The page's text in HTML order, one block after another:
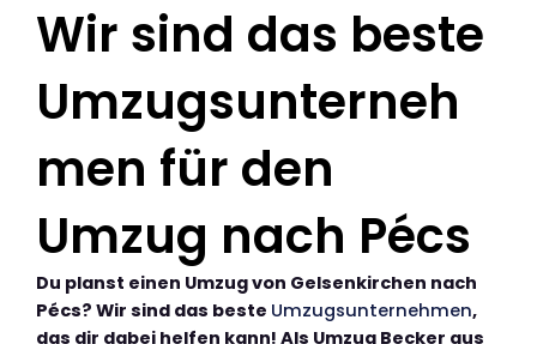
Wir sind das beste
Umzugsunterneh
men für den
Umzug nach Pécs
Du planst einen Umzug von Gelsenkirchen nach
Pécs? Wir sind das beste Umzugsunternehmen,
das dir dabei helfen kann! Als Umzug Becker aus